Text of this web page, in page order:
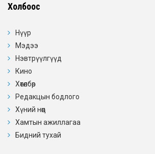
Холбоос
Нүүр
Мэдээ
Нэвтрүүлгүүд
Кино
Хөтөлбөр
Редакцын бодлого
Хүний нөөц
Хамтын ажиллагаа
Бидний тухай